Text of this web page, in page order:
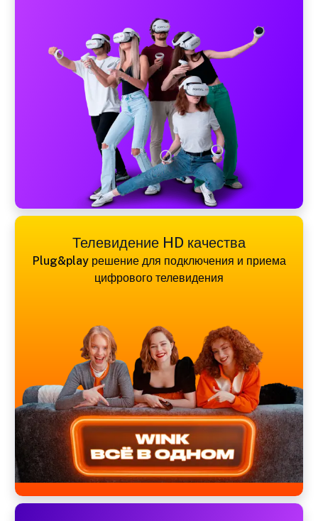
Телевидение HD качества
Plug&play решение для подключения и приема
цифрового телевидения